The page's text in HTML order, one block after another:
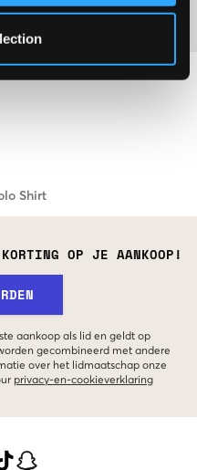
Shirt
OP JE AANKOOP!
aankoop als lid en geldt op
gecombineerd met andere
over het lidmaatschap onze
privacy-en-cookieverklaring